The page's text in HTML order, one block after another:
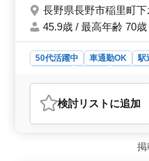
長野県長野市稲里町
45.9歳 / 最高年齢 70歳
50代活躍中 車通勤OK 駅
自動車
おすすめポイント
＜安定した勤務条件＞ 長
置するガソリンスタンド
車通勤OKで無料駐車場が
検討リスト に追加